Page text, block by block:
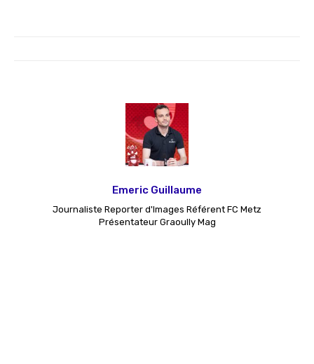
Emeric Guillaume
Journaliste Reporter d'Images Référent FC Metz
Présentateur Graoully Mag